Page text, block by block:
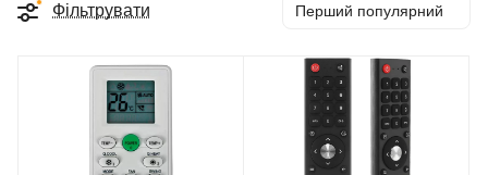
Фільтрувати Перший популярний